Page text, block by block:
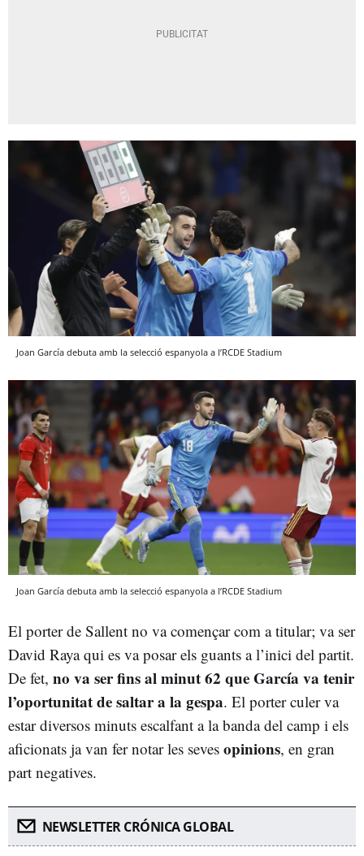
Joan García debuta amb la selecció espanyola a l’RCDE Stadium
Joan García debuta amb la selecció espanyola a l’RCDE Stadium
El porter de Sallent no va començar com a titular; va ser
David Raya qui es va posar els guants a l’inici del partit.
De fet, no va ser fins al minut 62 que García va tenir
l’oportunitat de saltar a la gespa. El porter culer va
estar diversos minuts escalfant a la banda del camp i els
aficionats ja van fer notar les seves opinions, en gran
part negatives.
NEWSLETTER CRÓNICA GLOBAL